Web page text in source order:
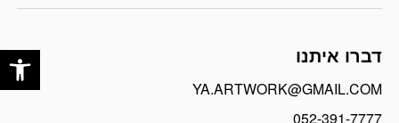
דברו איתנו
YA.ARTWORK@GMAIL.COM
052-391-7777